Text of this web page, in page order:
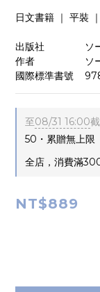
日文書籍 ｜ 平裝
出版社　　　    ソ
作者　　　　    ソ
國際標準書號
至08/31 16:00
50・累贈無上限
全店，消費滿
NT$889